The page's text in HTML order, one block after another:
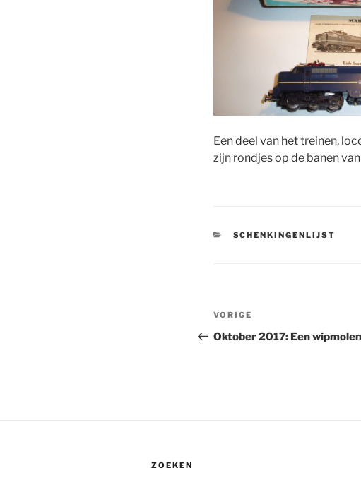
Een deel van het treinen,
zijn rondjes op de banen
CATEGORIEËN
SCHENKINGENLIJST
Bericht
navigatie
Vorig
bericht
VORIGE
Oktober 2017: Een
ZOEKEN